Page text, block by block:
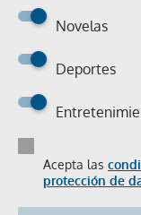
Novelas
Deportes
Acepta las
protección de